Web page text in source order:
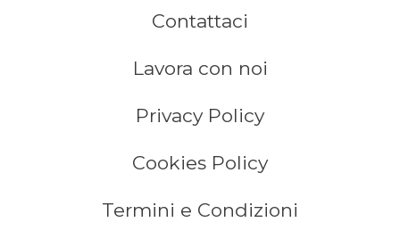
Contattaci
Lavora con noi
Privacy Policy
Cookies Policy
Termini e Condizioni